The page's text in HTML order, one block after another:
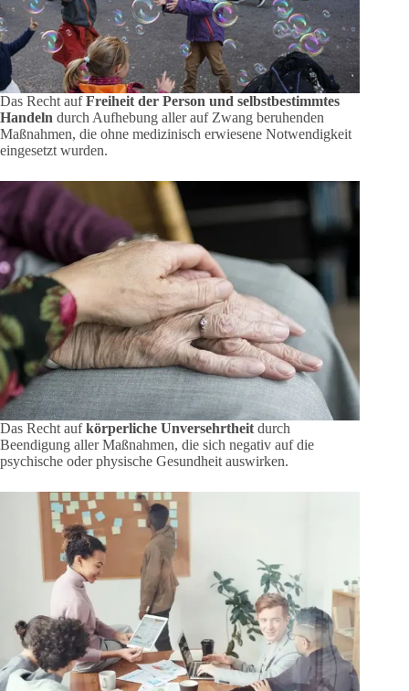
Das Recht aufFreiheit der Person und selbstbestimmtes
Handeln durch Aufhebung aller auf Zwang beruhenden
Maßnahmen, die ohne medizinisch erwiesene Notwendigkeit
eingesetzt wurden.
Das Recht aufkörperliche Unversehrtheit durch
Beendigung aller Maßnahmen, die sich negativ auf die
psychische oder physische Gesundheit auswirken.